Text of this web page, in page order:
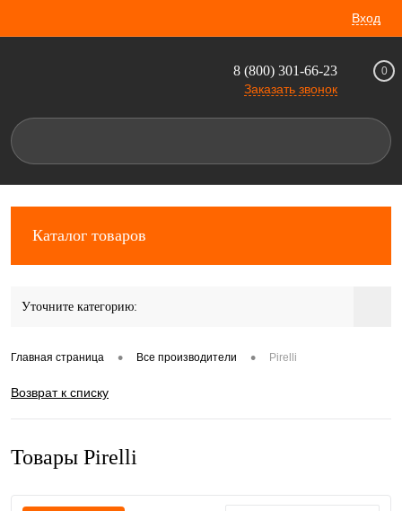
Вход
8 (800) 301-66-23
Заказать звонок
0
Каталог товаров
Уточните категорию:
Главная страница • Все производители • Pirelli
Возврат к списку
Товары Pirelli